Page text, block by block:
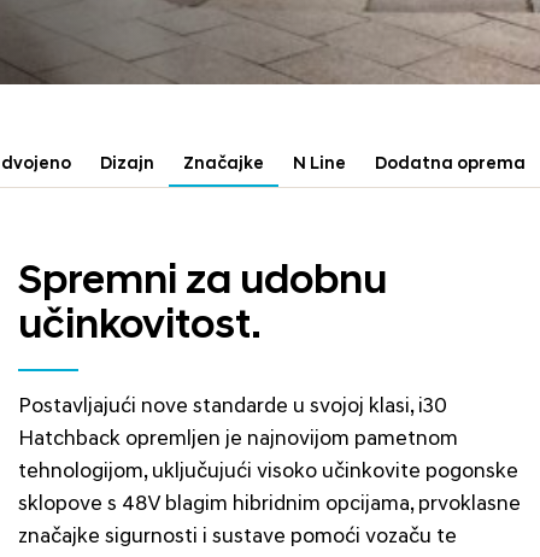
Dizajn Značajke N Line Dodatna oprema
Spremni za udobnu
učinkovitost.
Postavljajući nove standarde u svojoj klasi, i30
Hatchback opremljen je najnovijom pametnom
tehnologijom, uključujući visoko učinkovite pogonske
sklopove s 48V blagim hibridnim opcijama, prvoklasne
značajke sigurnosti i sustave pomoći vozaču te